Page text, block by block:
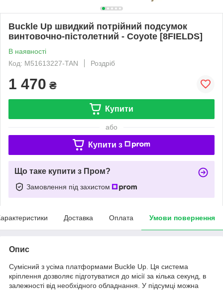
Buckle Up швидкий потрійний подсумок
винтовочно-пістолетний - Coyote [8FIELDS]
В наявності
Код: M51613227-TAN
Роздріб
1 470 ₴
Купити
або
Купити з
Що таке купити з Пром?
Замовлення під захистом
Доставка Оплата Умови повернення
Опис
Сумісний з усіма платформами Buckle Up. Ця система
кріплення дозволяє підготуватися до місії за кілька секунд, в
залежності від необхідного обладнання. У підсумці можна